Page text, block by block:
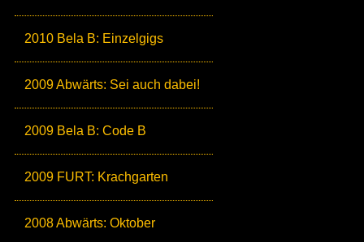
2010 Bela B: Einzelgigs
2009 Abwärts: Sei auch dabei!
2009 Bela B: Code B
2009 FURT: Krachgarten
2008 Abwärts: Oktober